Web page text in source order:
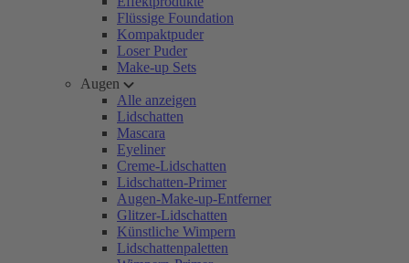
Flüssige Foundation
Kompaktpuder
Loser Puder
Make-up Sets
Augen
Alle anzeigen
Lidschatten
Mascara
Eyeliner
Creme-Lidschatten
Lidschatten-Primer
Augen-Make-up-Entferner
Glitzer-Lidschatten
Künstliche Wimpern
Lidschattenpaletten